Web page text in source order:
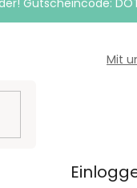
Gutscheincode:
Mit